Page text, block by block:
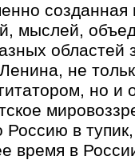
мыслей,
областей
не
но и
в
время в